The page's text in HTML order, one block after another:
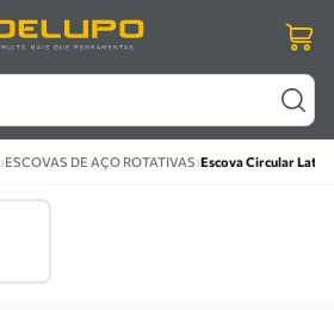
›ESCOVAS DE AÇO ROTATIVAS›Escova Circular